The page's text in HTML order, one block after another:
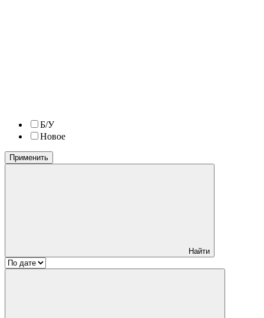
Б/У
Новое
Применить
Найти